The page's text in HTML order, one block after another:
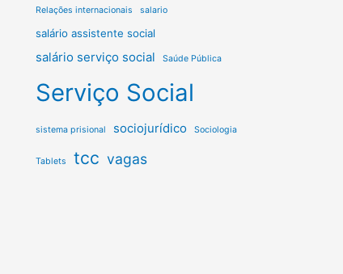
Relações internacionais salario
salário assistente social
salário serviço social Saúde Pública
Serviço Social
sistema prisional sociojurídico Sociologia
Tablets tcc vagas